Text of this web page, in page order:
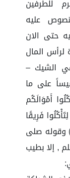
للطرفين
عليه
حتى الان
المال
الشيك –
على ما
أَمْوَالَكُم
فَرِيقًا
وقوله صلى
, إلا بطيب